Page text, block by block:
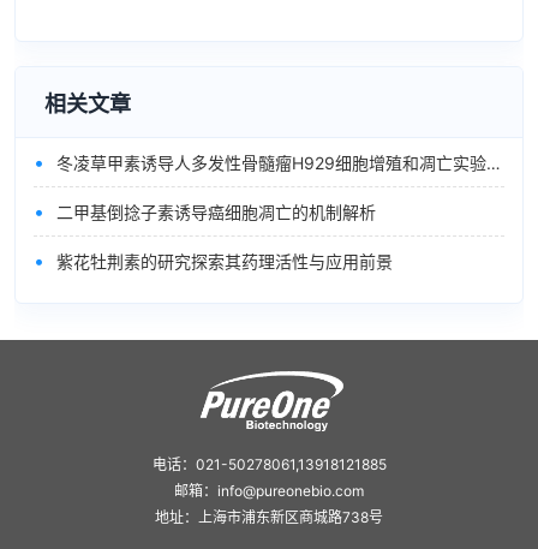
相关文章
• 冬凌草甲素诱导人多发性骨髓瘤H929细胞增殖和凋亡实验研究
• 二甲基倒捻子素诱导癌细胞凋亡的机制解析
• 紫花牡荆素的研究探索其药理活性与应用前景
电话：021-50278061,13918121885
邮箱：info@pureonebio.com
地址：上海市浦东新区商城路738号